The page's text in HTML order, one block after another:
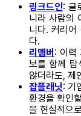
링크드인: 글
니라 사람의
니다. 커리어
다.
리멤버 : 이력
보를 함께 탐
않더라도, 제
잡플래닛: 기
환경을 확인
을 현실적으